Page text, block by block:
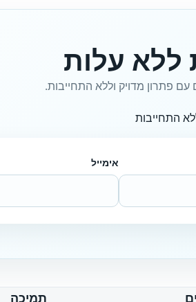
ללא עלות
עם פתרון מדויק וללא התחייבות.
התחייבות
אימייל
תמיכה